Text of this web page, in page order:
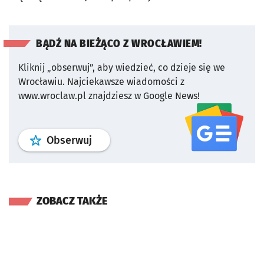
BĄDŹ NA BIEŻĄCO Z WROCŁAWIEM!
Kliknij „obserwuj”, aby wiedzieć, co dzieje się we
Wrocławiu. Najciekawsze wiadomości z
www.wroclaw.pl znajdziesz w Google News!
Obserwuj profil serwisu
ZOBACZ TAKŻE